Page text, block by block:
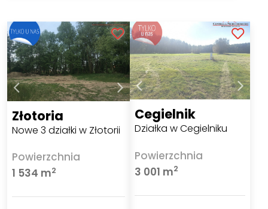
Złotoria
Nowe 3 działki w Złotorii
Powierzchnia
1 534 m2
Cegielnik
Działka w Cegielniku
Powierzchnia
3 001 m2